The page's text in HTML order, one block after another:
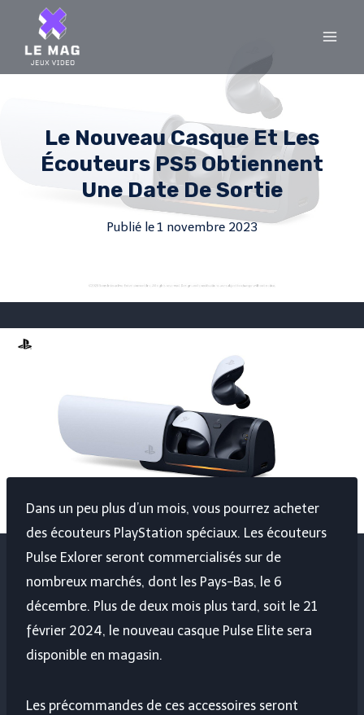
content
Le Nouveau Casque Et Les
Écouteurs PS5 Obtiennent
Une Date De Sortie
Publié le1 novembre 2023
Dans un peu plus d’un mois, vous pourrez acheter
des écouteurs PlayStation spéciaux. Les écouteurs
Pulse Exlorer seront commercialisés sur de
nombreux marchés, dont les Pays-Bas, le 6
décembre. Plus de deux mois plus tard, soit le 21
février 2024, le nouveau casque Pulse Elite sera
disponible en magasin.
Les précommandes de ces accessoires seront